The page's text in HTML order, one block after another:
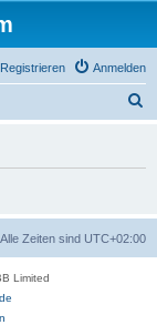
Anmelden
Registrieren
Alle Zeiten sind UTC+02:00
Limited